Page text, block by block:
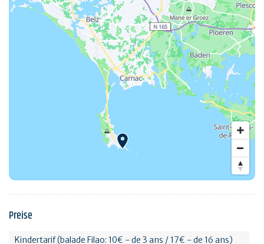
Preise
Kindertarif (balade Filao: 10€ - de 3 ans / 17€ - de 16 ans)